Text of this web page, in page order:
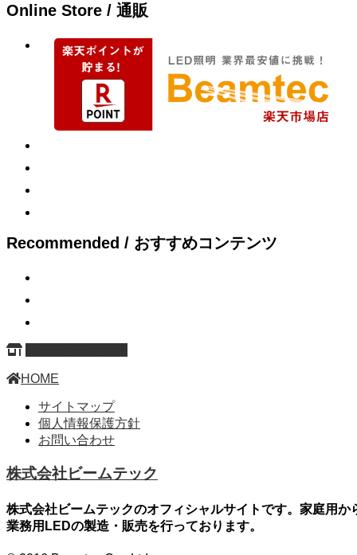
Online Store / 通販
Recommended / おすすめコンテンツ
HOME
サイトマップ
個人情報保護方針
お問い合わせ
株式会社ビームテック
株式会社ビームテックのオフィシャルサイトです。家庭用か
業務用LEDの製造・販売を行っております。